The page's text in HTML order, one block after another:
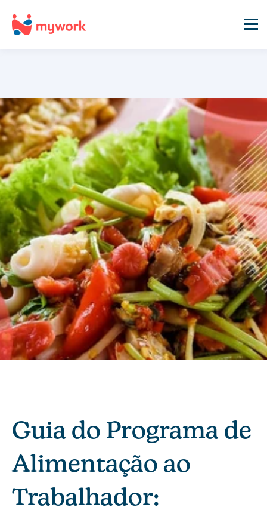
Guia do Programa de
Alimentação ao
Trabalhador: